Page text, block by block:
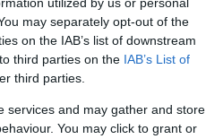
may separately opt-out of the
on the IAB’s list of downstream
third parties on the IAB’s List of
third parties.
services and may gather and store
You may click to grant or